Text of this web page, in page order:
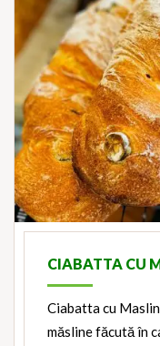
CIABATTA CU
Ciabatta cu
măsline făcută în